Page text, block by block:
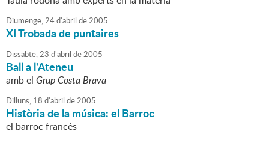
Diumenge,24d'abril de2005
XI Trobada de puntaires
Dissabte,23 d'abril de2005
Ball a l'Ateneu
amb el Grup Costa Brava
Dilluns, 18 d'abril de2005
Història de la música: el Barroc
el barroc francès